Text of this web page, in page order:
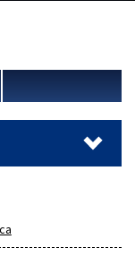
vnútra SR.